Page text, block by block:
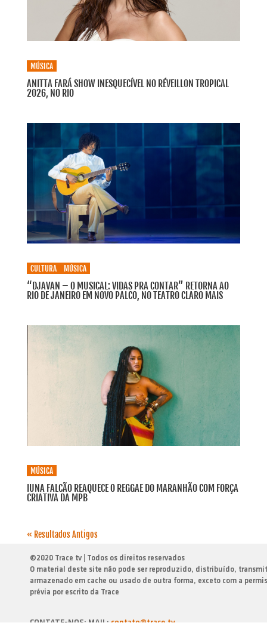
MÚSICA
ANITTA FARÁ SHOW INESQUECÍVEL NO RÉVEILLON TROPICAL
2026, NO RIO
CULTURA MÚSICA
“DJAVAN – O MUSICAL: VIDAS PRA CONTAR” RETORNA AO
RIO DE JANEIRO EM NOVO PALCO, NO TEATRO CLARO MAIS
MÚSICA
IUNA FALCÃO REAQUECE O REGGAE DO MARANHÃO COM FORÇA
CRIATIVA DA MPB
« Resultados Antigos
©2020 Trace tv | Todos os direitos reservados
O material deste site não pode ser reproduzido, distribuído,
armazenado em cache ou usado de outra forma, exceto com a
prévia por escrito da Trace
CONTATE-NOS: MAIL: contato@trace.tv